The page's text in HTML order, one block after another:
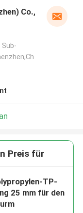
Co., Ltd
Sub-
Preis für
TP-
25 mm für den